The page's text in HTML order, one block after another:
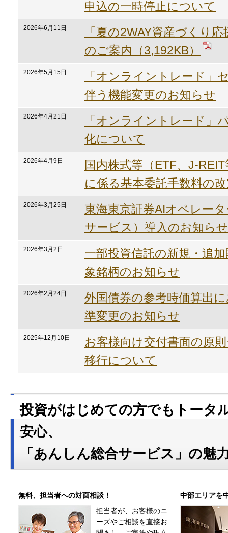
申込の一時停止について
2026年6月11日
「夏の2WAY資産づくり
のご案内（3,192KB）
2026年5月15日
「オンライントレード」
伴う機能変更のお知らせ
2026年4月21日
「オンライントレード」
化について
2026年4月9日
国内株式等（ETF、J-
に係る基本委託手数料の
2026年3月25日
東海東京証券AIオペレー
サービス）導入のお知らせ
2026年3月2日
一部投資信託の新規・追
象銘柄のお知らせ
2026年2月24日
外国債券の参考時価算出
準変更のお知らせ
2025年12月10日
お客様向け交付書面の原
移行について
投資がはじめての方でもトータ
安心、
「あんしん総合サービス」の魅
無料、担当者への対面相談！
担当者が、お客様のニ
ーズやご相談を直接お
中部エリアを